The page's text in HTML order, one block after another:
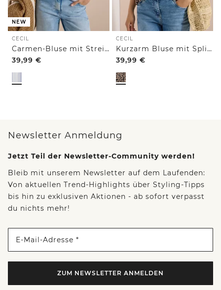
NEW
CECIL
Carmen-Bluse mit Streifenmuster
39,99 €
CECIL
Kurzarm Bluse mit Split Neck und Leo-Print
39,99 €
Newsletter Anmeldung
Jetzt Teil der Newsletter-Community werden!
Bleib mit unserem Newsletter auf dem Laufenden:
Von aktuellen Trend-Highlights über Styling-Tipps
bis hin zu exklusiven Aktionen - ab sofort verpasst
du nichts mehr!
E-Mail-Adresse *
ZUM NEWSLETTER ANMELDEN